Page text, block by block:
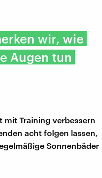
wir, wie
Augen tun
mit Training verbessern
acht folgen lassen,
Sonnenbäder